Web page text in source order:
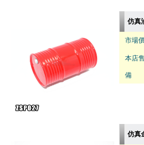
仿真
市場
本店
備
仿真